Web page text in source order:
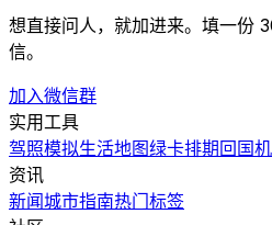
想直接问人，就加进来。填一份
信。
加入微信群
实用工具
驾照模拟生活地图绿卡排期 回国
资讯
新闻城市指南热门标签